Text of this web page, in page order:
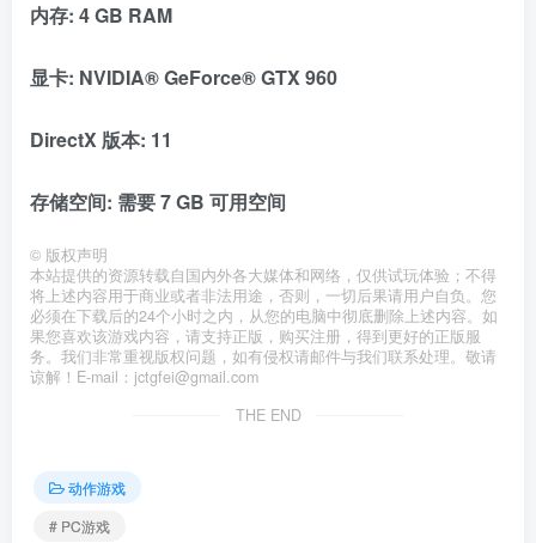
内存: 4 GB RAM
显卡: NVIDIA® GeForce® GTX 960
DirectX 版本: 11
存储空间: 需要 7 GB 可用空间
© 版权声明
本站提供的资源转载自国内外各大媒体和网络，仅供试玩体验；不得
将上述内容用于商业或者非法用途，否则，一切后果请用户自负。您
必须在下载后的24个小时之内，从您的电脑中彻底删除上述内容。如
果您喜欢该游戏内容，请支持正版，购买注册，得到更好的正版服
务。我们非常重视版权问题，如有侵权请邮件与我们联系处理。敬请
谅解！E-mail：jctgfei@gmail.com
THE END
动作游戏
# PC游戏